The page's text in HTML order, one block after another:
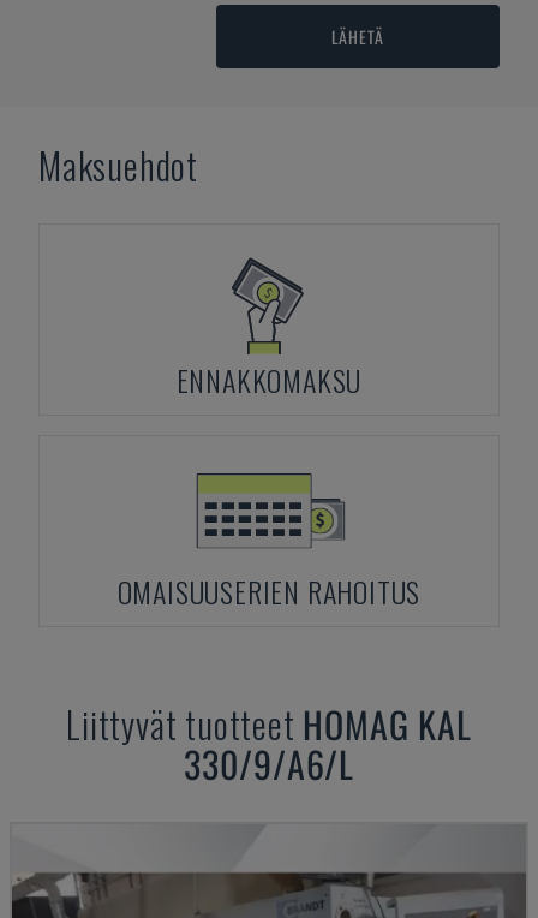
LÄHETÄ
Maksuehdot
ENNAKKOMAKSU
OMAISUUSERIEN RAHOITUS
Liittyvät tuotteet HOMAG KAL
330/9/A6/L